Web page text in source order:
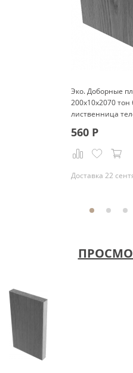
Эко. Доборные
200x10x2070 тон
лиственница
560Р
Доставка 22